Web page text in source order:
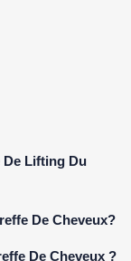
De Lifting Du
De Cheveux?
De Cheveux ?